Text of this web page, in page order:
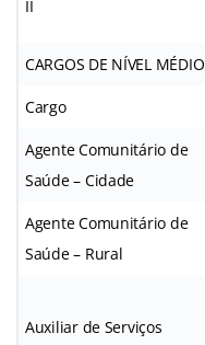
II
CARGOS DE NÍVEL MÉDIO
Cargo
Agente Comunitário de
Saúde – Cidade
Agente Comunitário de
Saúde – Rural
Auxiliar de Serviços